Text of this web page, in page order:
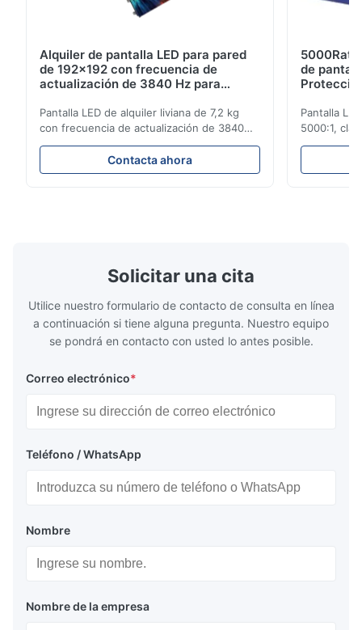
Alquiler de pantalla LED para pared
de 192x192 con frecuencia de
actualización de 3840 Hz para
Pantalla LED de alquiler liviana de 7,2 kg
con frecuencia de actualización de 3840
Hz, brillo de 700 cd/m² y resolución de 192
x 192. Ideal para eventos en vivo con fácil
instalación y compatibilidad de voltaje
Contacta ahora
de
Pantalla
5000:1,
Solicitar una cita
Utilice nuestro formulario de contacto de consulta en línea
a continuación si tiene alguna pregunta. Nuestro equipo
se pondrá en contacto con usted lo antes posible.
Correo electrónico*
Teléfono / WhatsApp
Nombre
Nombre de la empresa